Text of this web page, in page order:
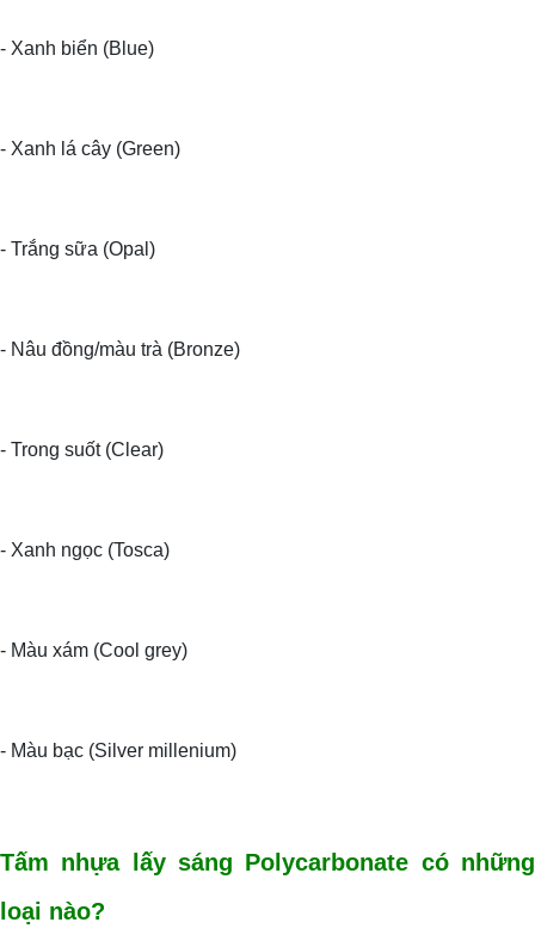
- Xanh biển (Blue)
- Xanh lá cây (Green)
- Trắng sữa (Opal)
- Nâu đồng/màu trà (Bronze)
- Trong suốt (Clear)
- Xanh ngọc (Tosca)
- Màu xám (Cool grey)
- Màu bạc (Silver millenium)
Tấm nhựa lấy sáng Polycarbonate có những
loại nào?